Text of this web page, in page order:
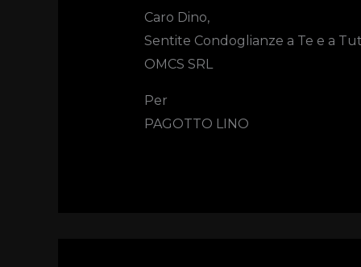
Caro Dino,
Sentite Condoglianze a Te e a
OMCS SRL
Per
PAGOTTO LINO